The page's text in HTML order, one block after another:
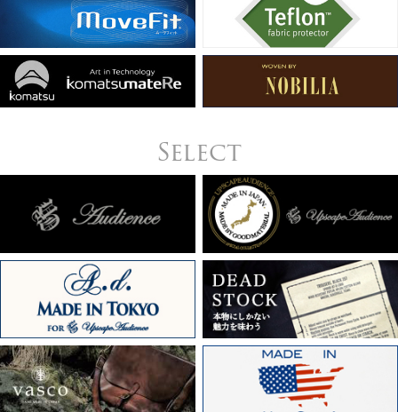
Select